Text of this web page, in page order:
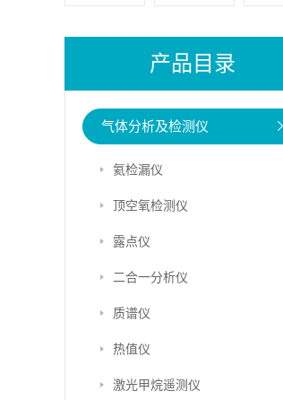
产品目录
气体分析及检测仪
氦检漏仪
顶空氧检测仪
露点仪
二合一分析仪
质谱仪
热值仪
激光甲烷遥测仪